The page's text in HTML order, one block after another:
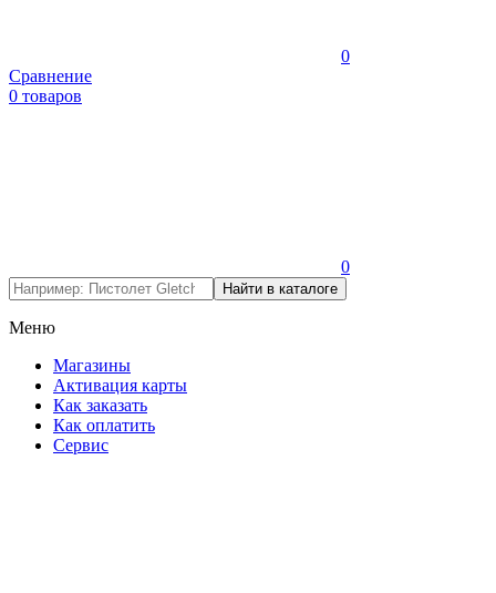
0
Сравнение
0 товаров
0
Меню
Магазины
Активация карты
Как заказать
Как оплатить
Сервис